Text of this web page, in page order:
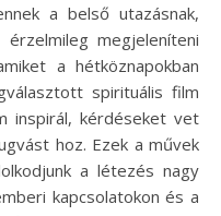
a belső utazásnak,
megjeleníteni
a hétköznapokban
spirituális film
inspirál, kérdéseket vet
hoz. Ezek a művek
a létezés nagy
kapcsolatokon és a